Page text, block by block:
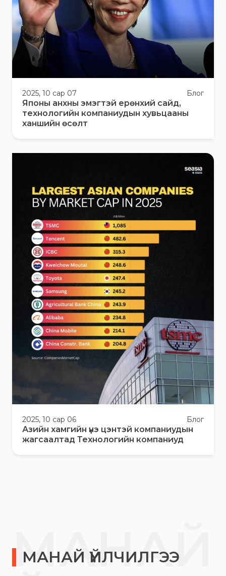
2025, 10 сар 07 Блог
Японы анхны эмэгтэй ерөнхий сайд,
технологийн компаниудын хувьцааны
ханшийн өсөлт
2025, 10 сар 06 Блог
Азийн хамгийн үнэ цэнтэй компаниудын
жагсаалтад Технологийн компаниуд
МАНАЙ ҮЙЛЧИЛГЭЭ
МАНАЙ